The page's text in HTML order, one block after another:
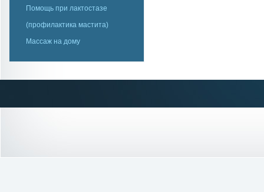
Помощь при лактостазе
(профилактика мастита)
Массаж на дому